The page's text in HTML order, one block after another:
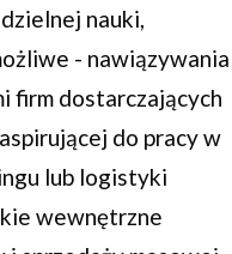
nauki,
- nawiązywania
firm dostarczających
do pracy w
lub logistyki
wewnętrzne